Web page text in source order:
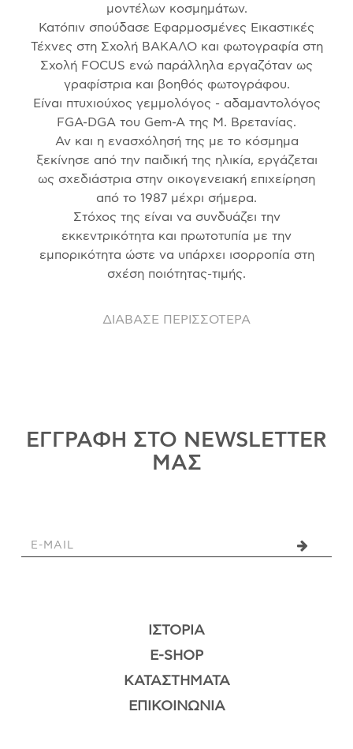
μοντέλων κοσμημάτων.
Κατόπιν σπούδασε Εφαρμοσμένες Εικαστικές
Τέχνες στη Σχολή ΒΑΚΑΛΟ και φωτογραφία στη
Σχολή FOCUS ενώ παράλληλα εργαζόταν ως
γραφίστρια και βοηθός φωτογράφου.
Είναι πτυχιούχος γεμμολόγος - αδαμαντολόγος
FGA-DGA του Gem-A της Μ. Βρετανίας.
Αν και η ενασχόλησή της με το κόσμημα
ξεκίνησε από την παιδική της ηλικία, εργάζεται
ως σχεδιάστρια στην οικογενειακή επιχείρηση
από το 1987 μέχρι σήμερα.
Στόχος της είναι να συνδυάζει την
εκκεντρικότητα και πρωτοτυπία με την
εμπορικότητα ώστε να υπάρχει ισορροπία στη
σχέση ποιότητας-τιμής.
ΔΙΑΒΑΣΕ ΠΕΡΙΣΣΟΤΕΡΑ
ΕΓΓΡΑΦΗ ΣΤΟ NEWSLETTER
ΜΑΣ
ΙΣΤΟΡΊΑ
E-SHOP
ΚΑΤΑΣΤΉΜΑΤΑ
ΕΠΙΚΟΙΝΩΝΊΑ